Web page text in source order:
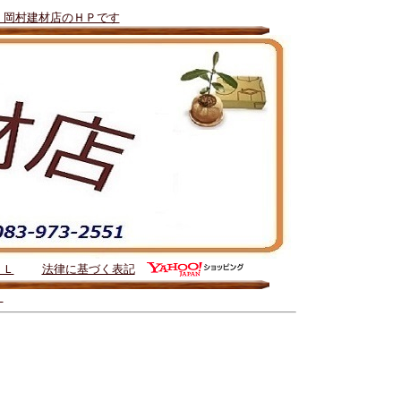
村建材店のＨＰです
法律に基づく表記